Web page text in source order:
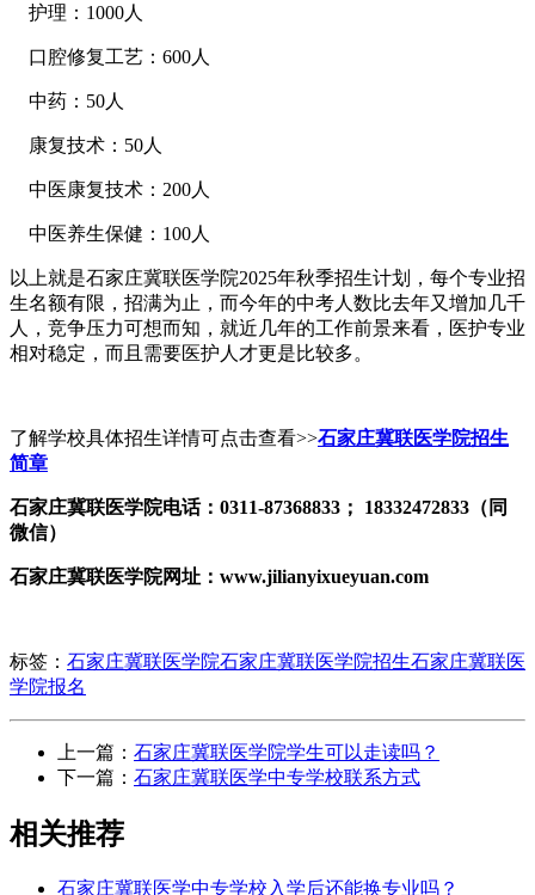
护理：1000人
口腔修复工艺：600人
中药：50人
康复技术：50人
中医康复技术：200人
中医养生保健：100人
以上就是石家庄冀联医学院2025年秋季招生计划，每个专业招
生名额有限，招满为止，而今年的中考人数比去年又增加几千
人，竞争压力可想而知，就近几年的工作前景来看，医护专业
相对稳定，而且需要医护人才更是比较多。
了解学校具体招生详情可点击查看>>石家庄冀联医学院招生
简章
石家庄冀联医学院电话：0311-87368833； 18332472833（同
微信）
石家庄冀联医学院网址：www.jilianyixueyuan.com
标签： 石家庄冀联医学院石家庄冀联医学院招生石家庄冀联医
学院报名
上一篇： 石家庄冀联医学院学生可以走读吗？
下一篇： 石家庄冀联医学中专学校联系方式
相关推荐
石家庄冀联医学中专学校入学后还能换专业吗？